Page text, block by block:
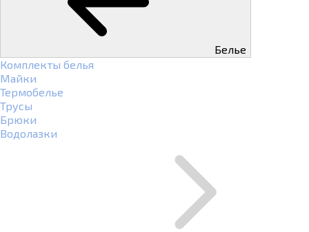
Белье
Комплекты белья
Майки
Термобелье
Трусы
Брюки
Водолазки